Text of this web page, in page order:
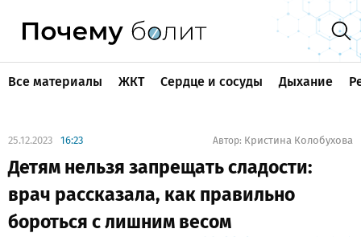
Все материалы ЖКТ Сердце и сосуды Дыхание
25.12.2023 16:23 Автор: Кристина Колобухова
Детям нельзя запрещать сладости:
врач рассказала, как правильно
бороться с лишним весом